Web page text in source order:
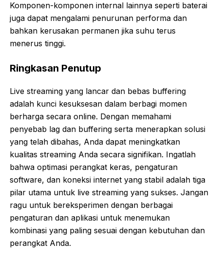
Komponen-komponen internal lainnya seperti baterai
juga dapat mengalami penurunan performa dan
bahkan kerusakan permanen jika suhu terus
menerus tinggi.
Ringkasan Penutup
Live streaming yang lancar dan bebas buffering
adalah kunci kesuksesan dalam berbagi momen
berharga secara online. Dengan memahami
penyebab lag dan buffering serta menerapkan solusi
yang telah dibahas, Anda dapat meningkatkan
kualitas streaming Anda secara signifikan. Ingatlah
bahwa optimasi perangkat keras, pengaturan
software, dan koneksi internet yang stabil adalah tiga
pilar utama untuk live streaming yang sukses. Jangan
ragu untuk bereksperimen dengan berbagai
pengaturan dan aplikasi untuk menemukan
kombinasi yang paling sesuai dengan kebutuhan dan
perangkat Anda.